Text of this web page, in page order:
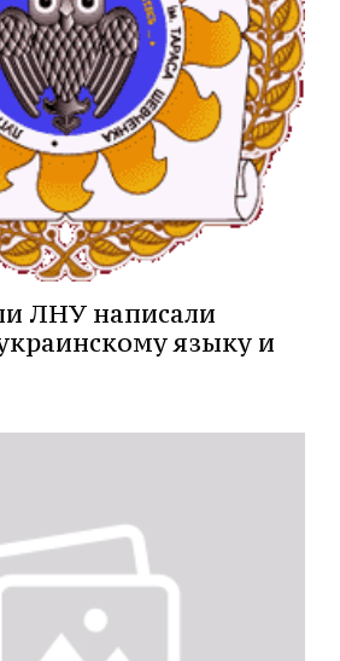
ЛНУ написали
языку и